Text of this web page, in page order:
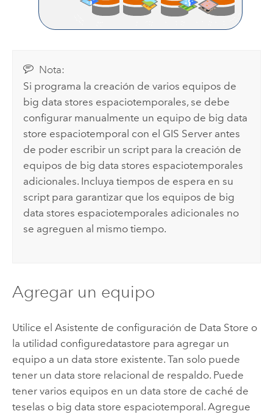
Nota:
Si programa la creación de varios equipos de
big data stores espaciotemporales, se debe
configurar manualmente un equipo de big data
store espaciotemporal con el GIS Server antes
de poder escribir un script para la creación de
equipos de big data stores espaciotemporales
adicionales. Incluya tiempos de espera en su
script para garantizar que los equipos de big
data stores espaciotemporales adicionales no
se agreguen al mismo tiempo.
Agregar un equipo
Utilice el Asistente de configuración de Data Store o
la utilidad configuredatastore para agregar un
equipo a un data store existente. Tan solo puede
tener un data store relacional de respaldo. Puede
tener varios equipos en un data store de caché de
teselas o big data store espaciotemporal. Agregue